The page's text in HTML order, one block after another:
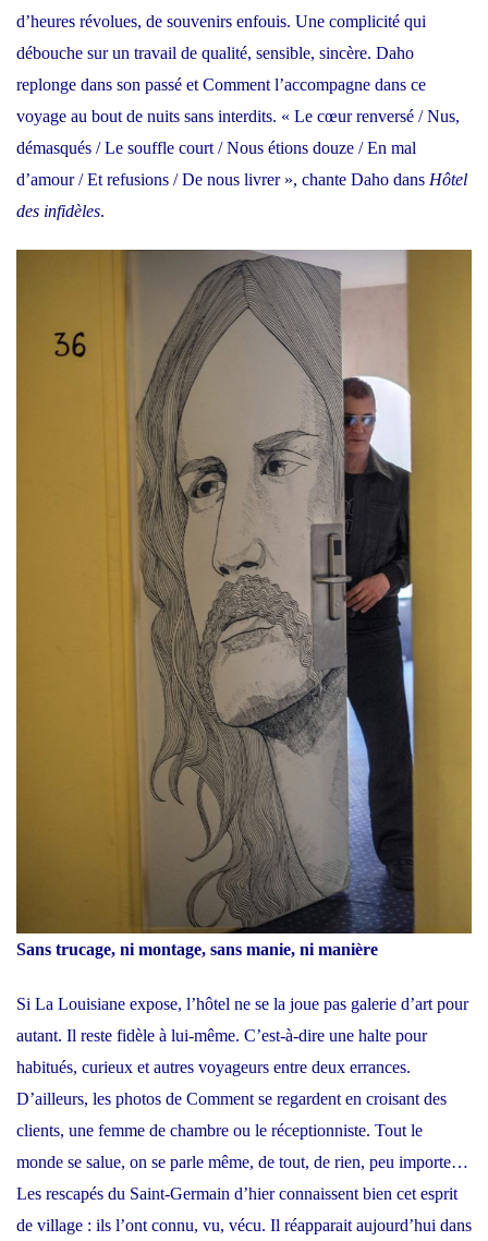
d’heures révolues, de souvenirs enfouis. Une complicité qui
débouche sur un travail de qualité, sensible, sincère. Daho
replonge dans son passé et Comment l’accompagne dans ce
voyage au bout de nuits sans interdits. « Le cœur renversé / Nus,
démasqués / Le souffle court / Nous étions douze / En mal
d’amour / Et refusions / De nous livrer », chante Daho dans Hôtel
des infidèles.
Sans trucage, ni montage, sans manie, ni manière
Si La Louisiane expose, l’hôtel ne se la joue pas galerie d’art pour
autant. Il reste fidèle à lui-même. C’est-à-dire une halte pour
habitués, curieux et autres voyageurs entre deux errances.
D’ailleurs, les photos de Comment se regardent en croisant des
clients, une femme de chambre ou le réceptionniste. Tout le
monde se salue, on se parle même, de tout, de rien, peu importe…
Les rescapés du Saint-Germain d’hier connaissent bien cet esprit
de village : ils l’ont connu, vu, vécu. Il réapparait aujourd’hui dans